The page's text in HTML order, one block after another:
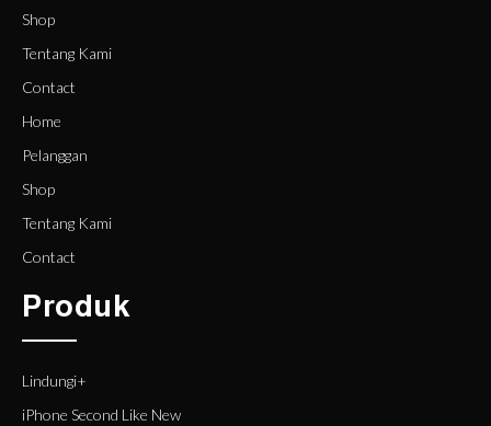
Shop
Tentang Kami
Contact
Home
Pelanggan
Shop
Tentang Kami
Contact
Produk
Lindungi+
iPhone Second Like New